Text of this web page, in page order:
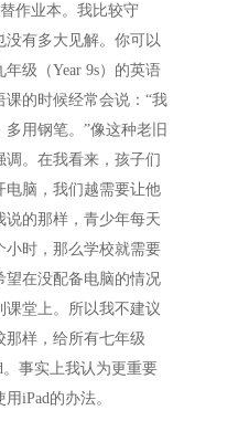
作业本。我比较守
没有多大见解。你可以
年级（Year 9s）的英语
的时候经常会说：“我
用钢笔。”像这种老旧
。在我看来，孩子们
电脑，我们越需要让他
的那样，青少年每天
小时，那么学校就需要
望在没配备电脑的情况
堂上。所以我不建议
那样，给所有七年级
。事实上我认为更重要
用iPad的办法。